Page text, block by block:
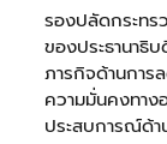
รองปลัดกระท
ของประธานาธิ
ภารกิจด้านการ
ความมั่นคงทาง
ประสบการณ์ด้